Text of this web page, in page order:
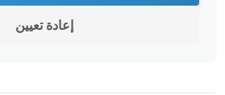
إعادة تعيين